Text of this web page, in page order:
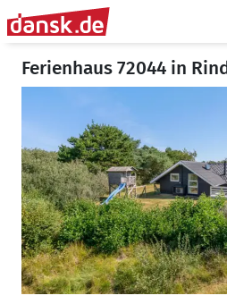
Ferienhaus 72044 in